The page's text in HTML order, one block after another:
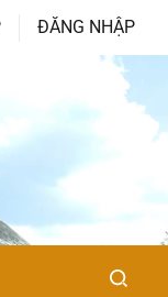
ĐĂNG NHẬP
Gói thầu:
tính năng
xã Quế Sơn
chức lấy ý